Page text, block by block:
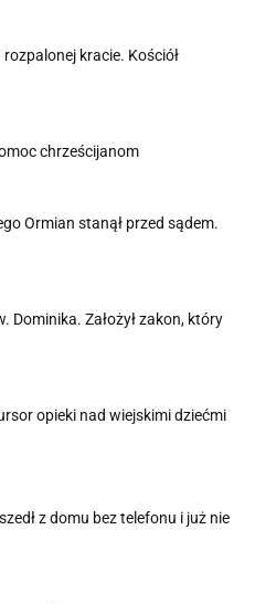
kracie. Kościół
chrześcijanom
Ormian stanął przed sądem.
Dominika. Założył zakon, który
opieki nad wiejskimi dziećmi
z domu bez telefonu i już nie